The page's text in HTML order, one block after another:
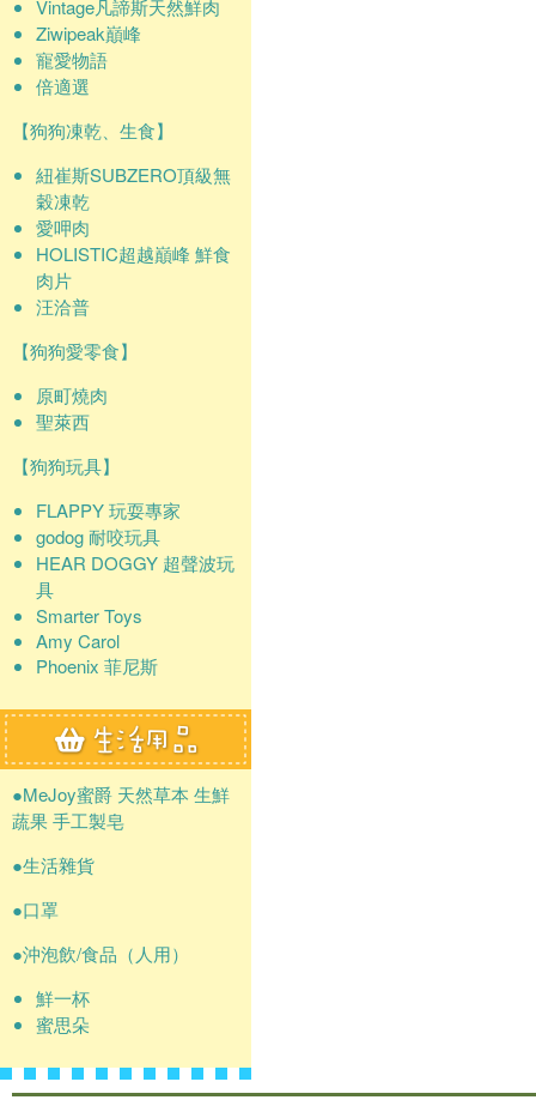
Vintage凡諦斯天然鮮肉
Ziwipeak巔峰
寵愛物語
倍適選
【狗狗凍乾、生食】
紐崔斯SUBZERO頂級無
穀凍乾
愛呷肉
HOLISTIC超越巔峰 鮮食
肉片
汪洽普
【狗狗愛零食】
原町燒肉
聖萊西
【狗狗玩具】
FLAPPY 玩耍專家
godog 耐咬玩具
HEAR DOGGY 超聲波玩
具
Smarter Toys
Amy Carol
Phoenix 菲尼斯
●MeJoy蜜爵 天然草本 生鮮
蔬果 手工製皂
●生活雜貨
●口罩
●沖泡飲/食品（人用）
鮮一杯
蜜思朵